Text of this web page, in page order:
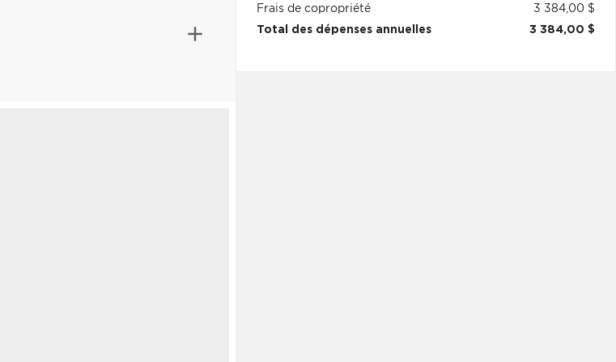
Frais de copropriété
3 384,00 $
Total des dépenses annuelles
3 384,00 $